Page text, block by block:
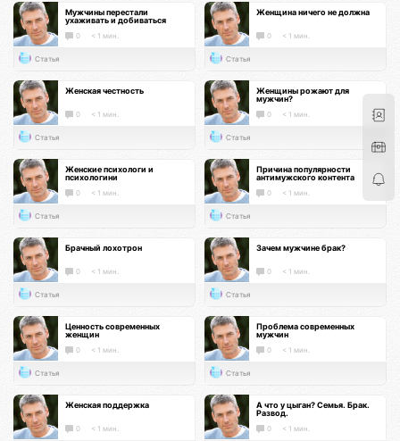
Мужчины перестали
ухаживать и добиваться
0 < 1 мин.
Статья
Женщина ничего не должна
0 < 1 мин.
Статья
Женская честность
0 < 1 мин.
Статья
Женщины рожают для
мужчин?
0 < 1 мин.
Статья
Женские психологи и
психологини
0 < 1 мин.
Статья
Причина популярности
антимужского контента
0 < 1 мин.
Статья
Брачный лохотрон
0 < 1 мин.
Статья
Зачем мужчине брак?
0 < 1 мин.
Статья
Ценность современных
женщин
0 < 1 мин.
Статья
Проблема современных
мужчин
0 < 1 мин.
Статья
Женская поддержка
0 < 1 мин.
А что у цыган? Семья. Брак.
Развод.
0 < 1 мин.